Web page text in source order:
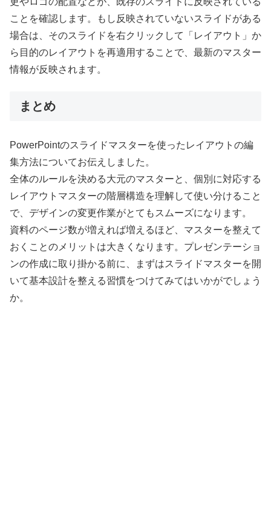
ことを確認します。もし反映されていないスライドがある
場合は、そのスライドを右クリックして「レイアウト」か
ら目的のレイアウトを再適用することで、最新のマスター
情報が反映されます。
まとめ
PowerPointのスライドマスターを使ったレイアウトの編
集方法についてお伝えしました。
全体のルールを決める大元のマスターと、個別に対応する
レイアウトマスターの階層構造を理解して使い分けること
で、デザインの変更作業がとてもスムーズになります。
資料のページ数が増えれば増えるほど、マスターを整えて
おくことのメリットは大きくなります。プレゼンテーショ
ンの作成に取り掛かる前に、まずはスライドマスターを開
いて基本設計を整える習慣をつけてみてはいかがでしょう
か。